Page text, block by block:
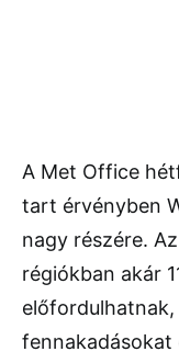
A Met Office
tart érvényben
nagy részére.
régiókban akár
fennakadásokat